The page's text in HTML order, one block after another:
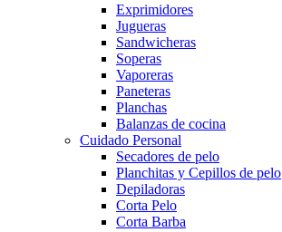
Exprimidores
Jugueras
Sandwicheras
Soperas
Vaporeras
Paneteras
Planchas
Balanzas de cocina
Cuidado Personal
Secadores de pelo
Planchitas y Cepillos de pelo
Depiladoras
Corta Pelo
Corta Barba